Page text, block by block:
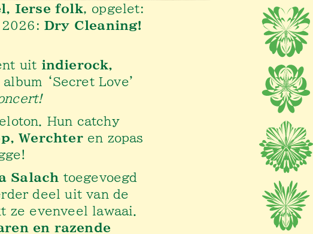
Ierse folk, opgelet:
2026:Dry Cleaning!
uit indierock,
‘Secret Love’
Hun catchy
Werchteren zopas
Salach toegevoegd
deel uit van de
ze evenveel lawaai.
en razende